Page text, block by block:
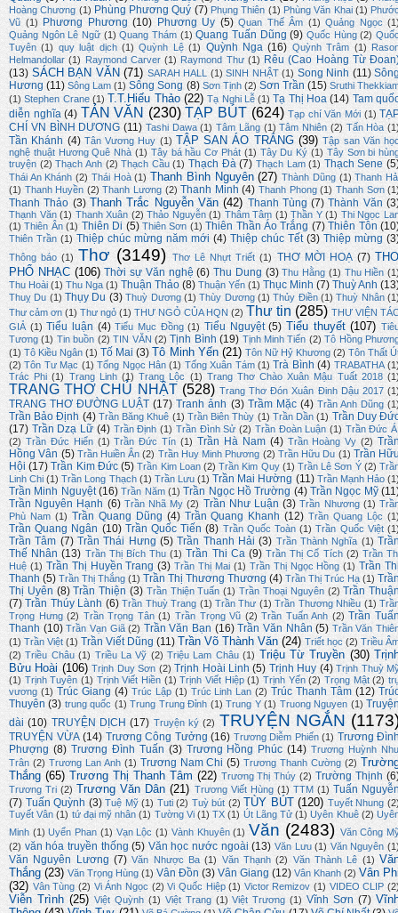
Hoàng Chương (1) Phùng Phương Quý (7) Phụng Thiên (1) Phùng Văn Khai (1)
Vũ (1) Phương Phương (10) Phương Uy (5) Quan Thế Âm (1) Quảng Ngọc
Quảng Ngôn Lê Ngữ (1) Quang Thám (1) Quang Tuấn Dũng (9) Quốc Hùng (2)
Tuyên (1) quy luật dịch (1) Quỳnh Lệ (1) Quỳnh Nga (16) Quỳnh Trâm (1)
Helmandollar (1) Raymond Carver (1) Raymond Thư (1) Rêu (Cao Hoàng Từ
(13) SÁCH BẠN VĂN (71) SARAH HALL (1) SINH NHẬT (1) Song Ninh (11)
Hương (11) Sông Lam (1) Sông Song (8) Sơn Tịnh (2) Sơn Trần (15) Sruthi
(1) Stephen Crane (1) T.T.Hiếu Thảo (22) Tạ Nghi Lễ (1) Tạ Thị Hoa (14) Tam
diễn nghĩa (4) TẢN VĂN (230) TẠP BÚT (624) Tạp chí Văn Mới (1)
CHÍ VN BÌNH DƯƠNG (11) Tashi Dawa (1) Tâm Lãng (1) Tâm Nhiên (2) Tấn Hòa
Tần Khánh (4) Tân Vương Huy (1) TẬP SAN ÁO TRẮNG (39) Tập san Văn
nghệ thuật Hương Quê Nhà (1) Tây bá hầu Cơ Phát (1) Tây Du Ký (1) Tây Sơn bi
truyện (2) Thạch Anh (2) Thạch Cầu (1) Thạch Đà (7) Thạch Lam (1) Thạch Sene
Thái An Khánh (2) Thái Hoà (1) Thanh Bình Nguyên (27) Thành Dũng (1) Thanh
(1) Thanh Huyền (2) Thanh Lương (2) Thanh Minh (4) Thanh Phong (1) Thanh Sơn
Thanh Thảo (3) Thanh Trắc Nguyễn Văn (42) Thanh Tùng (7) Thành Văn
Thạnh Văn (1) Thanh Xuân (2) Thảo Nguyễn (1) Thâm Tâm (1) Thần Y (1) Thi Ngọc
(1) Thiên Ân (1) Thiên Di (5) Thiên Sơn (1) Thiên Thần Áo Trắng (7) Thiên Tôn
Thiên Trần (1) Thiệp chúc mừng năm mới (4) Thiệp chúc Tết (3) Thiệp mừng
Thông báo (1) Thơ (3149) Thơ Lê Nhựt Triết (1) THƠ MỜI HOẠ (7)
PHỔ NHẠC (106) Thời sự Văn nghệ (6) Thu Dung (3) Thu Hằng (1) Thu Hiền
Thu Hoài (1) Thu Nga (1) Thuận Thảo (8) Thuận Yến (1) Thục Minh (7) Thuỳ Anh
Thuỵ Du (1) Thụy Du (3) Thuỳ Dương (1) Thùy Dương (1) Thủy Điền (1) Thuỳ Nhân
Thư cảm ơn (1) Thư ngỏ (1) THƯ NGỎ CỦA HQN (2) Thư tin (285) THƯ VIỆN
GIẢ (1) Tiểu luận (4) Tiểu Mục Đồng (1) Tiểu Nguyệt (5) Tiểu thuyết (107)
Tương (1) Tin buồn (2) TIN VĂN (2) Tịnh Bình (19) Tịnh Minh Tiến (2) Tô Hồng
(1) Tô Kiều Ngân (1) Tố Mai (3) Tô Minh Yến (21) Tôn Nữ Hỷ Khương (2) Tôn Thất
(2) Tôn Tư Mạc (1) Tống Ngọc Hân (1) Tống Xuân Tám (1) Trà Bình (4) TRABATHA
Trác Phi (1) Trang Linh (1) Trang Lộc (1) Trang Thơ Chào Xuân Mậu Tuất 2018
TRANG THƠ CHỦ NHẬT (528) Trang Thơ Đón Xuân Đinh Dậu 2017
TRANG THƠ ĐƯỜNG LUẬT (17) Tranh ảnh (3) Trầm Mặc (4) Trần Anh Dũng
Trần Bảo Định (4) Trần Băng Khuê (1) Trần Biên Thùy (1) Trần Dần (1) Trần Duy
(17) Trần Dzạ Lữ (4) Trần Định (1) Trần Đình Sử (2) Trần Đoàn Luận (1) Trần Đức
(2) Trần Đức Hiển (1) Trần Đức Tín (1) Trần Hà Nam (4) Trần Hoàng Vy (2)
Hồng Vân (5) Trần Huiền Ân (2) Trần Huy Minh Phương (2) Trần Hữu Du (1) Trần
Hội (17) Trần Kim Đức (5) Trần Kim Loan (2) Trần Kim Quy (1) Trần Lê Sơn Ý (2)
Linh Chi (1) Trần Long Thạch (1) Trần Lưu (1) Trần Mai Hường (11) Trần Mạnh Hảo
Trần Minh Nguyệt (16) Trần Năm (1) Trần Ngọc Hồ Trường (4) Trần Ngọc Mỹ
Trần Nguyên Hạnh (6) Trần Nhã My (2) Trần Như Luận (3) Trần Nhương (1)
Phù Nam (1) Trần Quang Dũng (4) Trần Quang Khanh (12) Trần Quang Lộc
Trần Quang Ngân (10) Trần Quốc Tiến (8) Trần Quốc Toàn (1) Trần Quốc Việt
Trần Tâm (7) Trần Thái Hưng (5) Trần Thanh Hải (3) Trần Thành Nghĩa (1)
Thế Nhân (13) Trần Thị Bích Thu (1) Trần Thi Ca (9) Trần Thị Cổ Tích (2) Trần
Huệ (1) Trần Thị Huyền Trang (3) Trần Thị Mai (1) Trần Thị Ngọc Hồng (1) Trần
Thanh (5) Trần Thị Thắng (1) Trần Thị Thương Thương (4) Trần Thị Trúc Hạ (1)
Thị Uyên (8) Trần Thiện (3) Trần Thiện Tuấn (1) Trần Thoại Nguyên (2) Trần
(7) Trần Thúy Lành (6) Trần Thuỳ Trang (1) Trần Thư (1) Trần Thương Nhiều (1)
Trọng Hưng (2) Trần Trọng Tân (1) Trần Trọng Vũ (2) Trần Tuấn Anh (2) Trần
Thanh (10) Trần Vạn Giã (2) Trần Văn Bạn (16) Trần Văn Nhân (5) Trần Văn
(1) Trần Việt (1) Trần Viết Dũng (11) Trần Võ Thành Văn (24) Triết học (2) Triều
(2) Triều Châu (1) Triều La Vỹ (2) Triệu Lam Châu (1) Triệu Từ Truyền (30)
Bửu Hoài (106) Trịnh Duy Sơn (2) Trịnh Hoài Linh (5) Trịnh Huy (4) Trịnh Thuỳ
(1) Trịnh Tuyên (1) Trịnh Viết Hiền (1) Trịnh Viết Hiệp (1) Trịnh Yến (2) Trọng Mật (2)
vương (1) Trúc Giang (4) Trúc Lập (1) Trúc Linh Lan (2) Trúc Thanh Tâm (12)
Thuyên (3) trung quốc (1) Trung Trung Đỉnh (1) Trung Y (1) Truong Nguyen (1)
dài (10) TRUYỆN DỊCH (17) Truyện ký (2) TRUYỆN NGẮN
TRUYỆN VỪA (14) Trương Công Tưởng (16) Trương Diễm Phiến (1) Trương
Phượng (8) Trương Đình Tuấn (3) Trương Hồng Phúc (14) Trương Huỳnh
Trân (2) Trương Lan Anh (1) Trương Nam Chi (5) Trương Thanh Cường (2)
Thắng (65) Trương Thị Thanh Tâm (22) Trương Thị Thúy (2) Trường Thịnh
Trương Tri (2) Trương Văn Dân (21) Trương Viết Hùng (1) TTM (1) Tuấn
(7) Tuấn Quỳnh (3) Tuệ Mỹ (1) Tuti (2) Tuỳ bút (2) TÙY BÚT (120) Tuyết Nhung
Tuyết Vân (1) tứ đại mỹ nhân (1) Tường Vi (1) TX (1) Út Lãng Tử (1) Uyên Khuê (2)
Minh (1) Uyển Phan (1) Vạn Lộc (1) Vành Khuyên (1) Văn (2483) Văn Công
(2) văn hóa truyền thống (5) Văn học nước ngoài (13) Văn Lưu (1) Văn Nguyên
Văn Nguyên Lương (7) Văn Nhược Ba (1) Văn Thạnh (2) Văn Thành Lê (1)
Thắng (23) Văn Trọng Hùng (1) Vân Đồn (3) Vân Giang (12) Vân Khanh (2) Vân
(32) Vân Tùng (2) Vi Ánh Ngọc (2) Vi Quốc Hiệp (1) Victor Remizov (1) VIDEO CLIP
Viễn Trình (25) Việt Quỳnh (1) Việt Trang (1) Việt Trương (1) Vĩnh Sơn (7)